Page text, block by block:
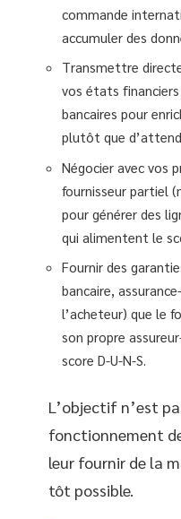
commande
accumuler des
Transmettre
vos états
bancaires pour
plutôt que
Négocier avec vos
fournisseur partiel
pour générer des
qui alimentent le
Fournir des
bancaire,
l’acheteur) que le
son propre
score D-U-N-S.
L’objectif n’est
fonctionnement
leur fournir de la
tôt possible.